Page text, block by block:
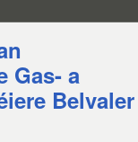
Gas- a
Belvaler